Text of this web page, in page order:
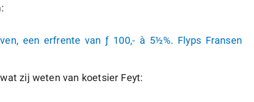
een erfrente vanƒ 100,- à 5½%. Flyps Fransen
zij weten van koetsier Feyt: